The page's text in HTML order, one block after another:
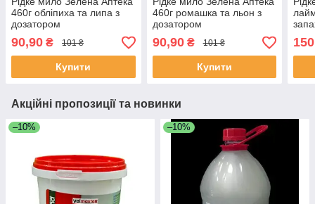
460г обліпиха та липа з
дозатором
90,90 ₴ 101 ₴
Купити
460г ромашка та льон з
дозатором
90,90₴ 101 ₴
Купити
Акційні пропозиції та новинки
–10% –10%